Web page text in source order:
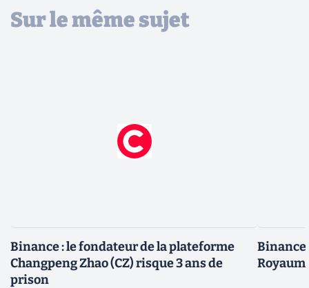
Sur le même sujet
Binance : le fondateur de la plateforme
Changpeng Zhao (CZ) risque 3 ans de
prison
Binance